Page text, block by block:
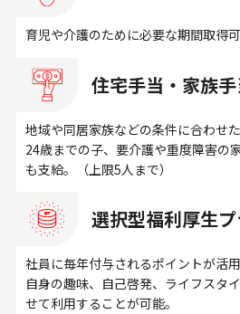
育児や介護のために必要な期間取得
住宅手当・家族手
地域や同居家族などの条件に合わせ
24歳までの子、要介護や重度障害の
も支給。（上限5人まで）
選択型福利厚生
社員に毎年付与されるポイントが活
自身の趣味、自己啓発、ライフスタ
せて利用することが可能。